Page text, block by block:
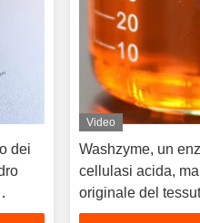
dei
Video
Washzyme, un
cellulasi acida,
originale del